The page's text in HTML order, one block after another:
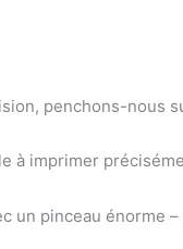
penchons-nous
à imprimer
un pinceau énorme